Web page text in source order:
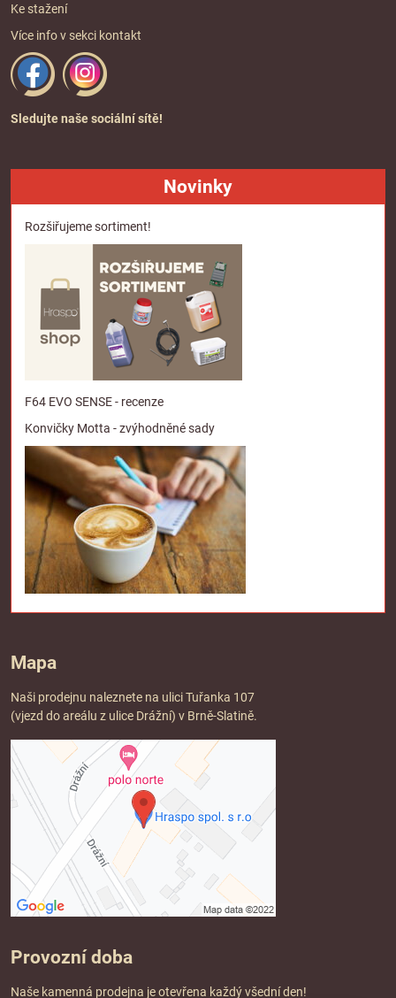
Ke stažení
Více info v sekci kontakt
Sledujte naše sociální sítě!
Novinky
Rozšiřujeme sortiment!
F64 EVO SENSE - recenze
Konvičky Motta - zvýhodněné sady
Mapa
Naši prodejnu naleznete na ulici Tuřanka 107
(vjezd do areálu z ulice Drážní) v Brně-Slatině.
Provozní doba
Naše kamenná prodejna je otevřena každý všední den!